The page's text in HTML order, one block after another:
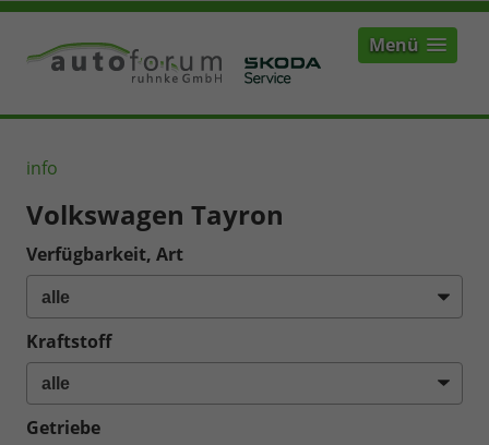
Menü
info
Volkswagen Tayron
Verfügbarkeit, Art
Kraftstoff
Getriebe